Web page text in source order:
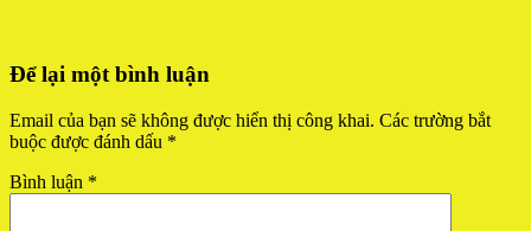
Để lại một bình luận
Email của bạn sẽ không được hiển thị công khai. Các trường bắt
buộc được đánh dấu *
Bình luận *